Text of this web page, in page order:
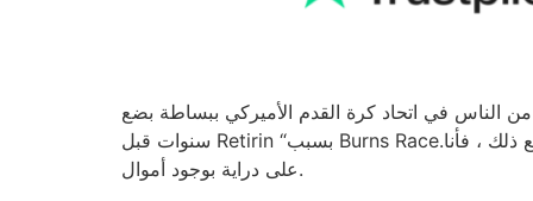
من الناس في اتحاد كرة القدم الأميركي ببساطة بضع
سنوات قبل Retirin “بسبب Burns Race.لذلك ، يجب أن تبني هذا الرقم النقدي كما يمكن أن يكون كذلك. ومع ذلك ، نحن لسنا متخصصين في ضريبة الدخل ، ومع ذلك ، فأنا
على دراية بوجود أموال.